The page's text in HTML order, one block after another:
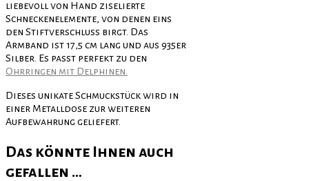
liebevoll von Hand ziselierte
Schneckenelemente, von denen eins
den Stiftverschluss birgt. Das
Armband ist 17,5 cm lang und aus 935er
Silber. Es passt perfekt zu den
Ohrringen mit Delphinen.
Dieses unikate Schmuckstück wird in
einer Metalldose zur weiteren
Aufbewahrung geliefert.
Das könnte Ihnen auch
gefallen …